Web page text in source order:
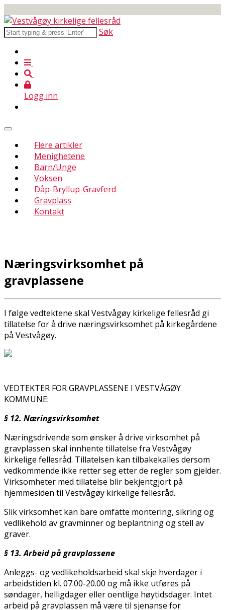
Søk
Logg inn
Flere artikler
Menighetene
Barn/Unge
Voksen
Dåp-Bryllup-Gravferd
Gravplass
Kontakt
Næringsvirksomhet på
gravplassene
I følge vedtektene skal Vestvågøy kirkelige fellesråd gi
tillatelse for å drive næringsvirksomhet på kirkegårdene
på Vestvågøy.
VEDTEKTER FOR GRAVPLASSENE I VESTVÅGØY
KOMMUNE:
§ 12. Næringsvirksomhet
Næringsdrivende som ønsker å drive virksomhet på
gravplassen skal innhente tillatelse fra Vestvågøy
kirkelige fellesråd. Tillatelsen kan tilbakekalles dersom
vedkommende ikke retter seg etter de regler som gjelder.
Virksomheter med tillatelse blir bekjentgjort på
hjemmesiden til Vestvågøy kirkelige fellesråd.
Slik virksomhet kan bare omfatte montering, sikring og
vedlikehold av gravminner og beplantning og stell av
graver.
§ 13. Arbeid på gravplassene
Anleggs- og vedlikeholdsarbeid skal skje hverdager i
arbeidstiden kl. 07.00-20.00 og må ikke utføres på
søndager, helligdager eller offentlige høytidsdager. Intet
arbeid på gravplassen må være til sjenanse for